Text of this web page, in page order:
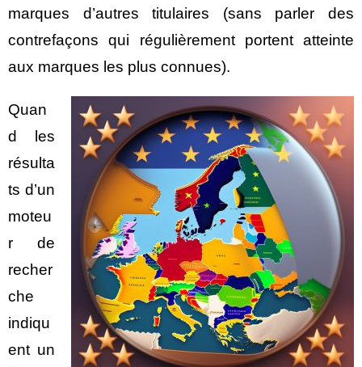
marques d’autres titulaires (sans parler des
contrefaçons qui régulièrement portent atteinte
aux marques les plus connues).
Quan
d les
résulta
ts d’un
moteu
r de
recher
che
indiqu
ent un